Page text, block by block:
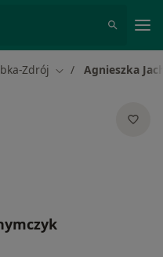
Zdrój Zmień miasto
Agnieszka